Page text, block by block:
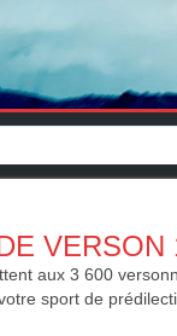
VERSON
aux 3 600
sport de